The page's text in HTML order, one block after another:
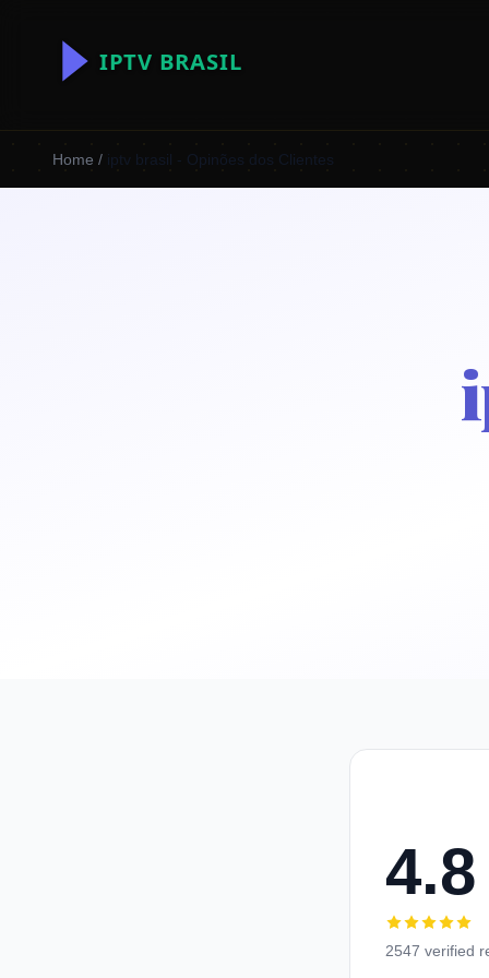
Home / iptv brasil - Opinões dos Clientes
4.8
2547 verified